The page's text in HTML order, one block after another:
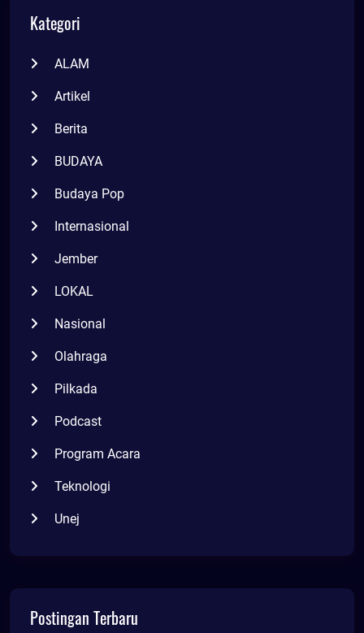
Kategori
ALAM
Artikel
Berita
BUDAYA
Budaya Pop
Internasional
Jember
LOKAL
Nasional
Olahraga
Pilkada
Podcast
Program Acara
Teknologi
Unej
Postingan Terbaru